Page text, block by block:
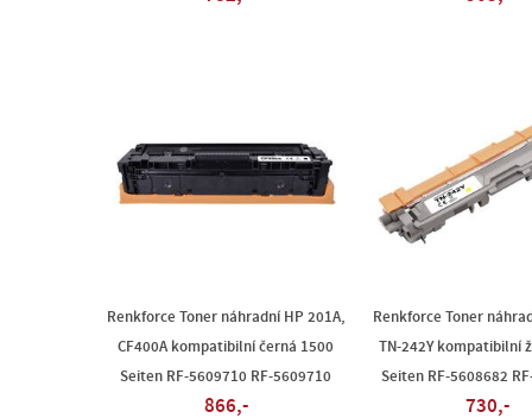
Renkforce Toner náhradní HP 201A,
CF400A kompatibilní černá 1500
Seiten RF-5609710 RF-5609710
866,-
Renkforce Toner
TN-242Y kompatibilní
Seiten RF-5608682
730,-